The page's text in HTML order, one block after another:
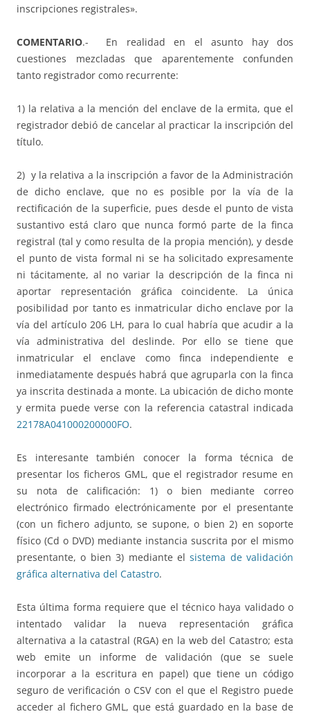
inscripciones registrales».
COMENTARIO.- En realidad en el asunto hay dos
cuestiones mezcladas que aparentemente confunden
tanto registrador como recurrente:
1) la relativa a la mención del enclave de la ermita, que el
registrador debió de cancelar al practicar la inscripción del
título.
2) y la relativa a la inscripción a favor de la Administración
de dicho enclave, que no es posible por la vía de la
rectificación de la superficie, pues desde el punto de vista
sustantivo está claro que nunca formó parte de la finca
registral (tal y como resulta de la propia mención), y desde
el punto de vista formal ni se ha solicitado expresamente
ni tácitamente, al no variar la descripción de la finca ni
aportar representación gráfica coincidente. La única
posibilidad por tanto es inmatricular dicho enclave por la
vía del artículo 206 LH, para lo cual habría que acudir a la
vía administrativa del deslinde. Por ello se tiene que
inmatricular el enclave como finca independiente e
inmediatamente después habrá que agruparla con la finca
ya inscrita destinada a monte. La ubicación de dicho monte
y ermita puede verse con la referencia catastral indicada
22178A041000200000FO.
Es interesante también conocer la forma técnica de
presentar los ficheros GML, que el registrador resume en
su nota de calificación: 1) o bien mediante correo
electrónico firmado electrónicamente por el presentante
(con un fichero adjunto, se supone, o bien 2) en soporte
físico (Cd o DVD) mediante instancia suscrita por el mismo
presentante, o bien 3) mediante elsistema de validación
gráfica alternativa del Catastro.
Esta última forma requiere que el técnico haya validado o
intentado validar la nueva representación gráfica
alternativa a la catastral (RGA) en la web del Catastro; esta
web emite un informe de validación (que se suele
incorporar a la escritura en papel) que tiene un código
seguro de verificación o CSV con el que el Registro puede
acceder al fichero GML, que está guardado en la base de